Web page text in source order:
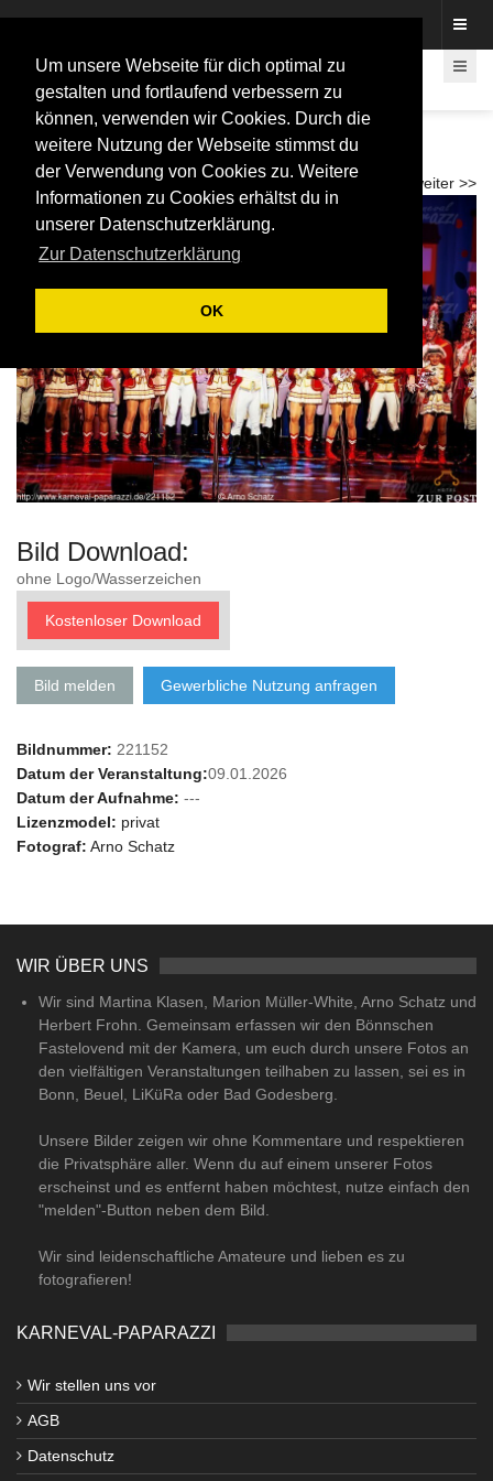
Um unsere Webseite für dich optimal zu
gestalten und fortlaufend verbessern zu
können, verwenden wir Cookies. Durch die
weitere Nutzung der Webseite stimmst du
der Verwendung von Cookies zu. Weitere
Informationen zu Cookies erhältst du in
unserer Datenschutzerklärung.
Zur Datenschutzerklärung
OK
Proklamation Prinz Roland I. und Bonna
Stephanie III. 2026
weiter >>
<< zurück
Bild Download:
ohne Logo/Wasserzeichen
Kostenloser Download
Bild melden Gewerbliche Nutzung anfragen
Bildnummer: 221152
Datum der Veranstaltung:09.01.2026
Datum der Aufnahme: ---
Lizenzmodel: privat
Fotograf: Arno Schatz
WIR ÜBER UNS
Wir sind Martina Klasen, Marion Müller-White, Arno Schatz und
Herbert Frohn. Gemeinsam erfassen wir den Bönnschen
Fastelovend mit der Kamera, um euch durch unsere Fotos an
den vielfältigen Veranstaltungen teilhaben zu lassen, sei es in
Bonn, Beuel, LiKüRa oder Bad Godesberg.
Unsere Bilder zeigen wir ohne Kommentare und respektieren
die Privatsphäre aller. Wenn du auf einem unserer Fotos
erscheinst und es entfernt haben möchtest, nutze einfach den
"melden"-Button neben dem Bild.
Wir sind leidenschaftliche Amateure und lieben es zu
fotografieren!
KARNEVAL-PAPARAZZI
Wir stellen uns vor
AGB
Datenschutz